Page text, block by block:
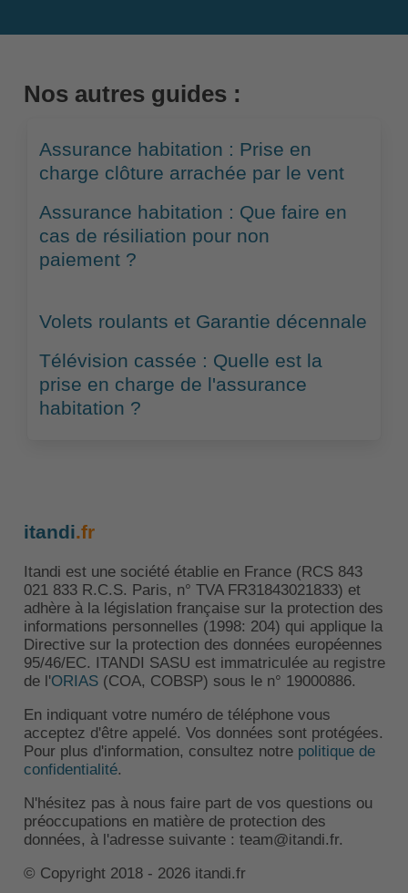
Nos autres guides :
Assurance habitation : Prise en
charge clôture arrachée par le vent
Assurance habitation : Que faire en
cas de résiliation pour non
paiement ?
Volets roulants et Garantie décennale
Télévision cassée : Quelle est la
prise en charge de l'assurance
habitation ?
itandi.fr
Itandi est une société établie en France (RCS 843
021 833 R.C.S. Paris, n° TVA FR31843021833) et
adhère à la législation française sur la protection des
informations personnelles (1998: 204) qui applique la
Directive sur la protection des données européennes
95/46/EC. ITANDI SASU est immatriculée au registre
de l'ORIAS(COA, COBSP) sous le n° 19000886.
En indiquant votre numéro de téléphone vous
acceptez d'être appelé. Vos données sont protégées.
Pour plus d'information, consultez notre politique de
confidentialité.
N'hésitez pas à nous faire part de vos questions ou
préoccupations en matière de protection des
données, à l'adresse suivante : team@itandi.fr.
© Copyright 2018 - 2026 itandi.fr